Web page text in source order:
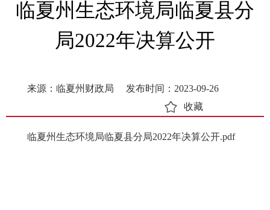
临夏州生态环境局临夏县分
局2022年决算公开
来源：临夏州财政局
发布时间：2023-09-26
收藏
临夏州生态环境局临夏县分局2022年决算公开.pdf